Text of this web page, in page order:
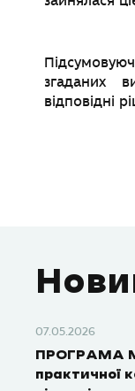
згаданих
відповідні
07.05.2026
ПРОГРАМА
практичної